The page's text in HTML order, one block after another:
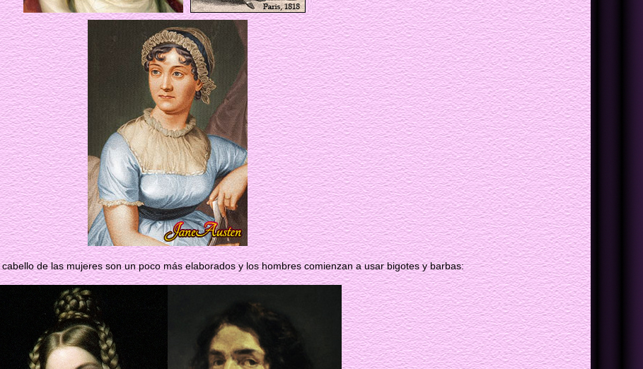
de las mujeres son un poco más elaborados y los hombres comienzan a usar bigotes y barbas: